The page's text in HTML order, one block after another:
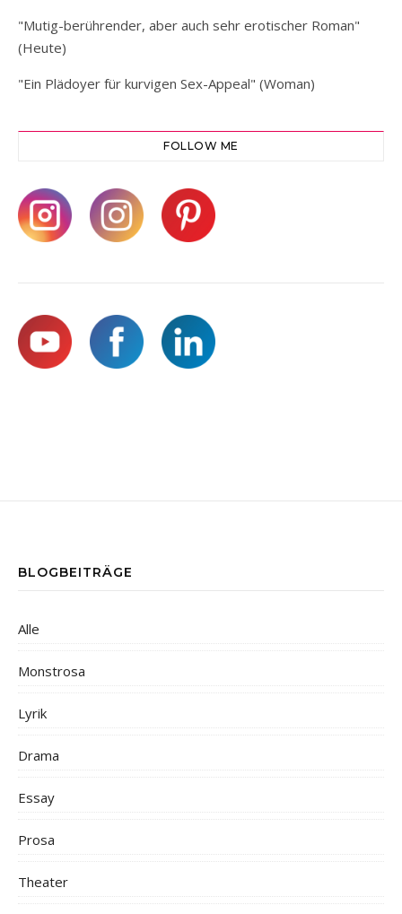
"Mutig-berührender, aber auch sehr erotischer Roman"
(Heute)
"Ein Plädoyer für kurvigen Sex-Appeal" (Woman)
FOLLOW ME
BLOGBEITRÄGE
Alle
Monstrosa
Lyrik
Drama
Essay
Prosa
Theater